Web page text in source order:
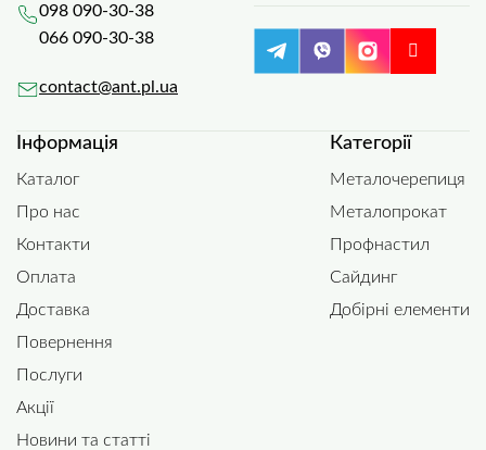
098 090-30-38
066 090-30-38
contact@ant.pl.ua
Інформація
Каталог
Про нас
Контакти
Оплата
Доставка
Повернення
Послуги
Акції
Новини та статті
Категорії
Металочерепиця
Металопрокат
Профнастил
Сайдинг
Добірні елементи